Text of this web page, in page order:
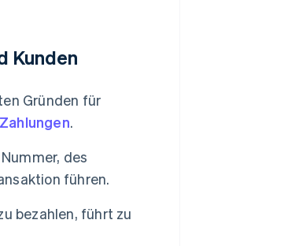
Kunden
Gründen für
.
des
führen.
bezahlen, führt zu